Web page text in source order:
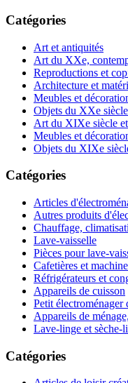
Catégories
Art et antiquités
Art du XXe,
Reproductions et
Architecture et
Meubles et
Objets du XXe
Art du XIXe siècle
Meubles et
Objets du XIXe
Catégories
Articles
Autres produits
Chauffage,
Lave-vaisselle
Pièces pour lave-
Cafetières et
Réfrigérateurs et
Appareils de cuisson
Petit électroménager
Appareils de
Lave-linge et sèche-
Catégories